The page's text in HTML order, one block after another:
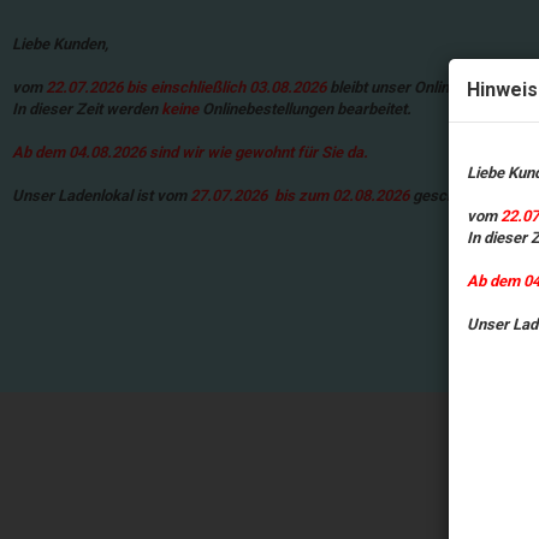
Liebe
vom
In dieser
Ab dem
Unser
Liebe Kunden,
vom 22.07.2026 bis einschließlich 03.08.2026bleibt unser Onlineshop
In dieser Zeit werdenkeine Onlinebestellungen bearbeitet.
Ab dem 04.08.2026 sind wir wie gewohnt für Sie da.
Unser Ladenlokal ist vom 27.07.2026 bis zum 02.08.2026geschlossen